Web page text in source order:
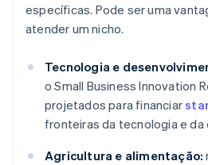
específicas. Pode ser uma
atender um nicho.
Tecnologia e
o Small Business Innovation
projetados para financiar
fronteiras da tecnologia e da
Agricultura e alimentação: